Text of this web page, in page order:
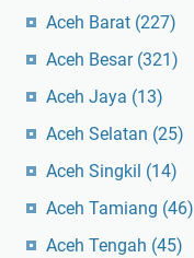
Aceh Barat (227)
Aceh Besar (321)
Aceh Jaya (13)
Aceh Selatan (25)
Aceh Singkil (14)
Aceh Tamiang (46)
Aceh Tengah (45)